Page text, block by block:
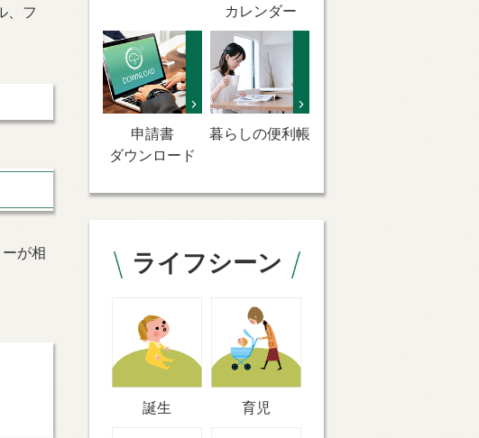
、フ
が相
カレンダー
申請書
ダウンロード
暮らしの便利帳
ライフシーン
誕生 育児